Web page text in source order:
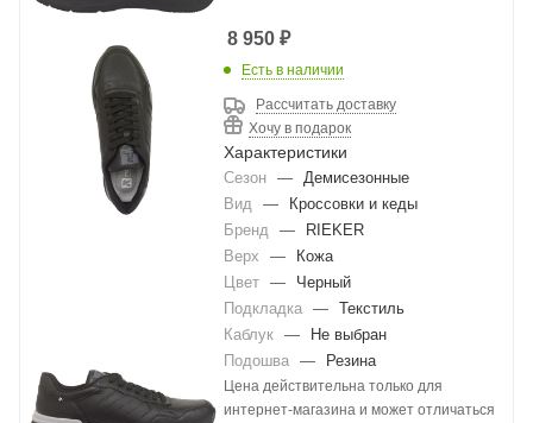
8 950₽
Есть в наличии
Рассчитать доставку
Хочу в подарок
Характеристики
Сезон —
Демисезонные
Вид —
Кроссовки и кеды
Бренд —
RIEKER
Верх
—
Кожа
Цвет —
Черный
Подкладка —
Текстиль
Каблук —
Не выбран
Подошва — Резина
Цена действительна только для
интернет-магазина и может отличаться